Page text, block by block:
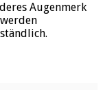
Augenmerk